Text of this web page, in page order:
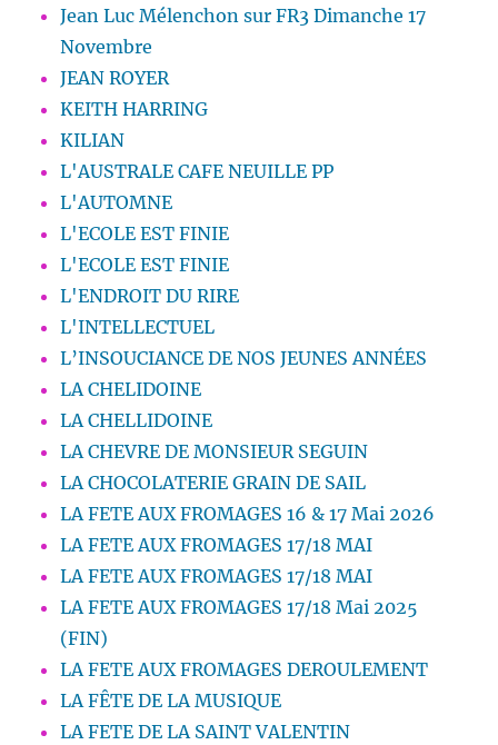
Jean Luc Mélenchon sur FR3 Dimanche 17
Novembre
JEAN ROYER
KEITH HARRING
KILIAN
L'AUSTRALE CAFE NEUILLE PP
L'AUTOMNE
L'ECOLE EST FINIE
L'ECOLE EST FINIE
L'ENDROIT DU RIRE
L'INTELLECTUEL
L’INSOUCIANCE DE NOS JEUNES ANNÉES
LA CHELIDOINE
LA CHELLIDOINE
LA CHEVRE DE MONSIEUR SEGUIN
LA CHOCOLATERIE GRAIN DE SAIL
LA FETE AUX FROMAGES 16 & 17 Mai 2026
LA FETE AUX FROMAGES 17/18 MAI
LA FETE AUX FROMAGES 17/18 MAI
LA FETE AUX FROMAGES 17/18 Mai 2025
(FIN)
LA FETE AUX FROMAGES DEROULEMENT
LA FÊTE DE LA MUSIQUE
LA FETE DE LA SAINT VALENTIN